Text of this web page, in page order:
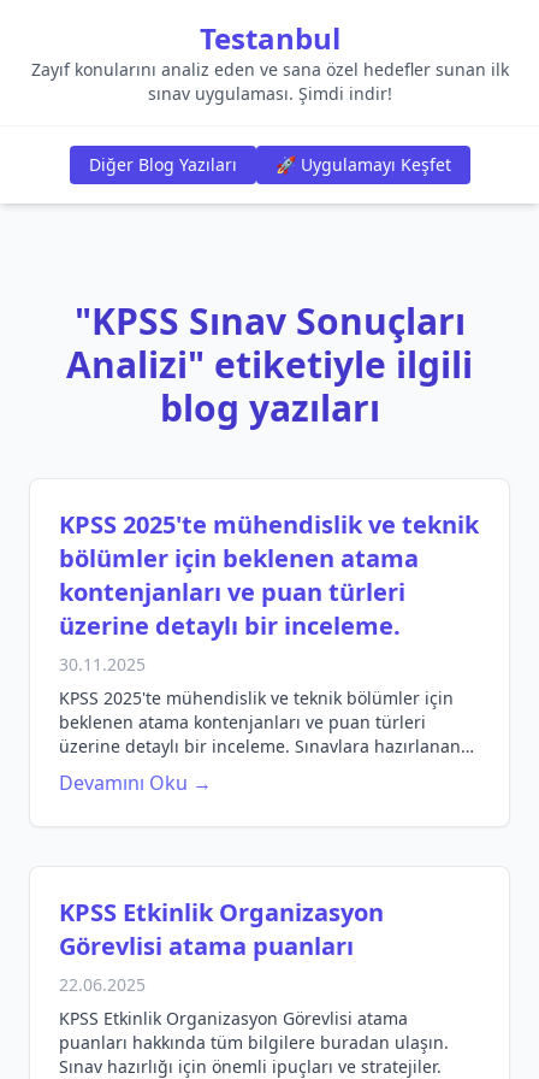
Testanbul
Zayıf konularını analiz eden ve sana özel hedefler sunan ilk
sınav uygulaması. Şimdi indir!
Diğer Blog Yazıları 🚀 Uygulamayı Keşfet
"KPSS Sınav Sonuçları
Analizi" etiketiyle ilgili
blog yazıları
KPSS 2025'te mühendislik ve teknik
bölümler için beklenen atama
kontenjanları ve puan türleri
üzerine detaylı bir inceleme.
30.11.2025
KPSS 2025'te mühendislik ve teknik bölümler için
beklenen atama kontenjanları ve puan türleri
üzerine detaylı bir inceleme. Sınavlara hazırlanan
öğrencilere rehberlik edecek bilgiler.
Devamını Oku →
KPSS Etkinlik Organizasyon
Görevlisi atama puanları
22.06.2025
KPSS Etkinlik Organizasyon Görevlisi atama
puanları hakkında tüm bilgilere buradan ulaşın.
Sınav hazırlığı için önemli ipuçları ve stratejiler.